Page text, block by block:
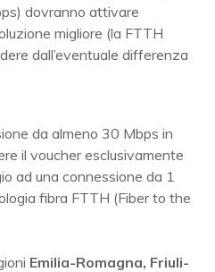
dovranno attivare
migliore (la FTTH
dall’eventuale differenza
da almeno 30 Mbps in
il voucher esclusivamente
ad una connessione da 1
fibra FTTH (Fiber to the
Emilia-Romagna, Friuli-